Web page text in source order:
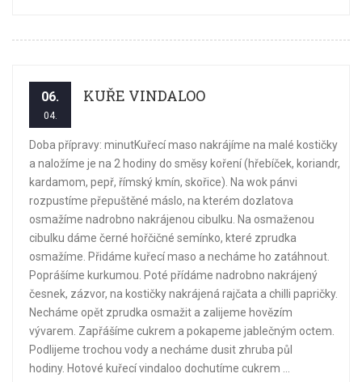
06.
04.
KUŘE VINDALOO
Doba přípravy: minutKuřecí maso nakrájíme na malé kostičky
a naložíme je na 2 hodiny do směsy koření (hřebíček, koriandr,
kardamom, pepř, římský kmín, skořice). Na wok pánvi
rozpustíme přepuštěné máslo, na kterém dozlatova
osmažíme nadrobno nakrájenou cibulku. Na osmaženou
cibulku dáme černé hořčičné semínko, které zprudka
osmažíme. Přidáme kuřecí maso a necháme ho zatáhnout.
Poprášíme kurkumou. Poté přídáme nadrobno nakrájený
česnek, zázvor, na kostičky nakrájená rajčata a chilli papričky.
Necháme opět zprudka osmažit a zalijeme hovězím
vývarem. Zapřášíme cukrem a pokapeme jablečným octem.
Podlijeme trochou vody a necháme dusit zhruba půl
hodiny. Hotové kuřecí vindaloo dochutíme cukrem ...